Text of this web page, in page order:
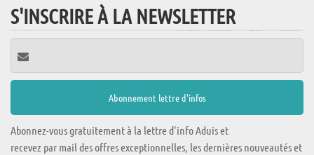
S'INSCRIRE À LA NEWSLETTER
Abonnez-vous gratuitement à la lettre d'info Aduis et
recevez par mail des offres exceptionnelles, les dernières nouveautés et